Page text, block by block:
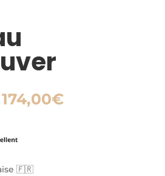
174,00€Plage
🇫🇷